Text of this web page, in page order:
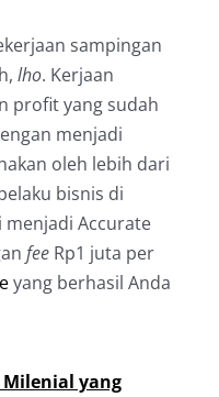
sampingan
lho. Kerjaan
profit yang sudah
menjadi
oleh lebih dari
bisnis di
Accurate
fee Rp1 juta per
yang berhasil Anda
Milenial yang